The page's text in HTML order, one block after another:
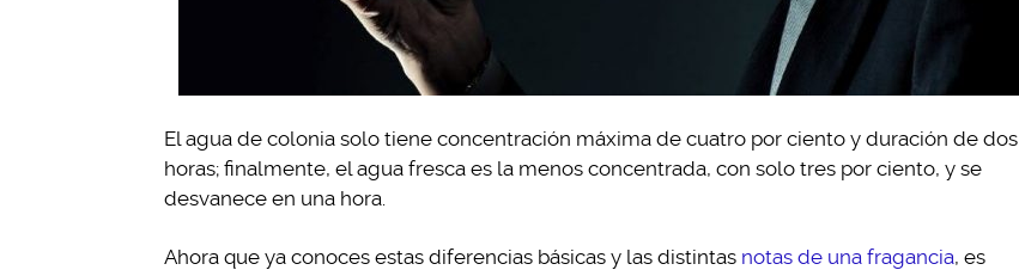
El agua de colonia solo tiene concentración máxima de cuatro por ciento y duración de dos
horas; finalmente, el agua fresca es la menos concentrada, con solo tres por ciento, y se
desvanece en una hora.
Ahora que ya conoces estas diferencias básicas y las distintas notas de una fragancia, es